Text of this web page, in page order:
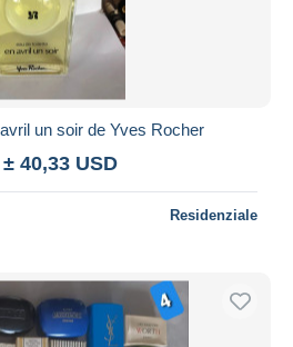
un soir de Yves Rocher
± 40,33 USD
Residenziale